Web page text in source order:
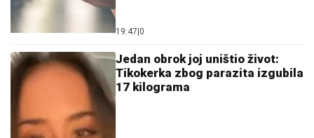
19:47|0
Jedan obrok joj uništio život:
Tikokerka zbog parazita izgubila
17 kilograma